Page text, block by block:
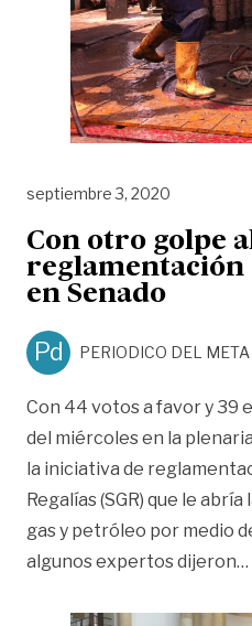
septiembre 3, 2020
Con otro golpe
reglamentación
en Senado
Pd PERIODICO DEL META
Con 44 votos a favor y 39
del miércoles en la
la iniciativa de
Regalías (SGR) que le
gas y petróleo por medio
algunos expertos dijeron…